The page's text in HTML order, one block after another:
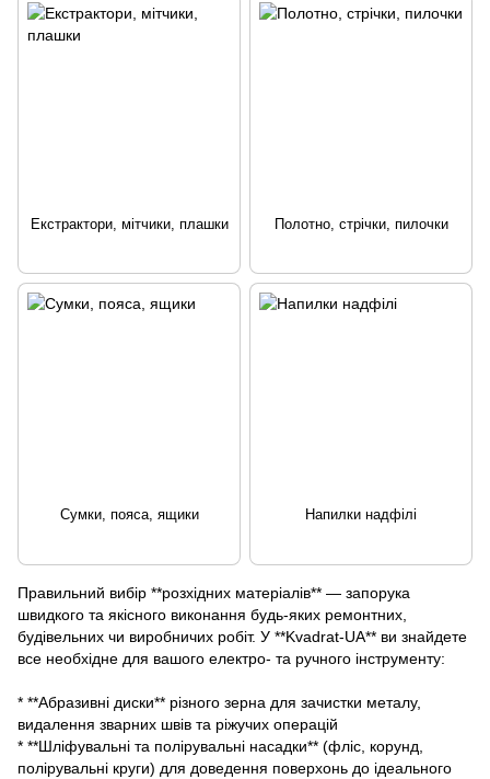
Правильний вибір **розхідних матеріалів** — запорука
швидкого та якісного виконання будь-яких ремонтних,
будівельних чи виробничих робіт. У **Kvadrat-UA** ви знайдете
все необхідне для вашого електро- та ручного інструменту:
* **Абразивні диски** різного зерна для зачистки металу,
видалення зварних швів та ріжучих операцій
* **Шліфувальні та полірувальні насадки** (фліс, корунд,
полірувальні круги) для доведення поверхонь до ідеального
Екстрактори, мітчики, плашки Полотно, стрічки, пилочки
Сумки, пояса, ящики Напилки надфілі